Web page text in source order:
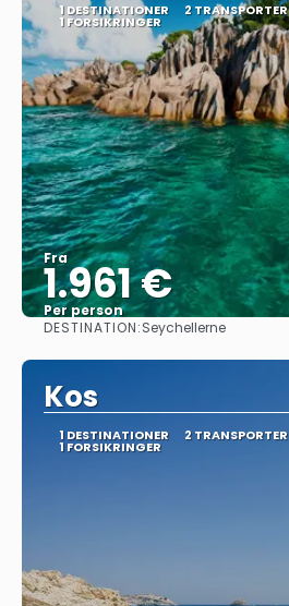
1 DESTINATIONER 2 TRANSPORTER
1 FORSIKRINGER
Fra
1.961 €
Per person
DESTINATION:Seychellerne
Kos
1 DESTINATIONER 2 TRANSPORTER
1 FORSIKRINGER